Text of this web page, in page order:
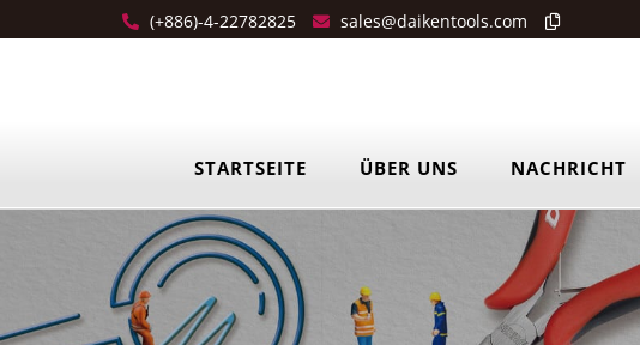
(+886)-4-22782825 sales@daikentools.com
STARTSEITE ÜBER UNS NACHRICHT